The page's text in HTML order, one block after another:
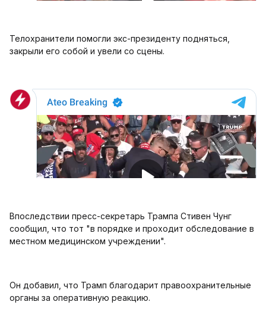
Телохранители помогли экс-президенту подняться,
закрыли его собой и увели со сцены.
Впоследствии пресс-секретарь Трампа Стивен Чунг
сообщил, что тот "в порядке и проходит обследование в
местном медицинском учреждении".
Он добавил, что Трамп благодарит правоохранительные
органы за оперативную реакцию.